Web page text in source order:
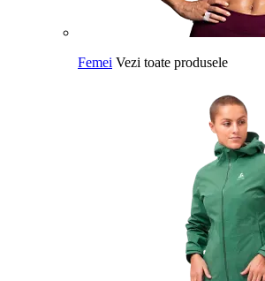
Femei Vezi toate produsele